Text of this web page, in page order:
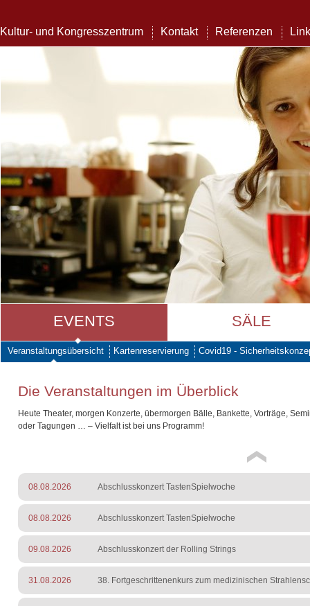
Kultur- und Kongresszentrum Kontakt Referenzen
EVENTS SÄLE
Veranstaltungsübersicht Kartenreservierung Covid19 -
Die Veranstaltungen im Überblick
Heute Theater, morgen Konzerte, übermorgen Bälle, Bankette, Vorträge,
oder Tagungen … – Vielfalt ist bei uns Programm!
08.08.2026 Abschlusskonzert TastenSpielwoche
08.08.2026 Abschlusskonzert TastenSpielwoche
09.08.2026 Abschlusskonzert der Rolling Strings
31.08.2026 38. Fortgeschrittenenkurs zum medizinischen